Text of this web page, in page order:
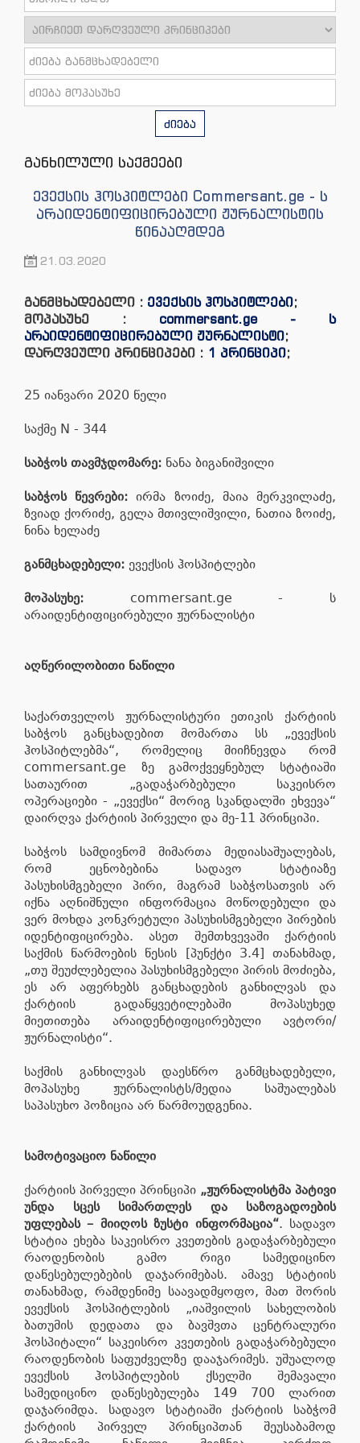
ძიება
განხილული საქმეები
ევექსის ჰოსპიტლები Commersant.ge - ს
არაიდენტიფიცირებული ჟურნალისტის
წინააღმდეგ
21.03.2020
განმცხადებელი : ევექსის ჰოსპიტლები;
მოპასუხე : commersant.ge - ს
არაიდენტიფიცირებული ჟურნალისტი;
დარღვეული პრინციპები : 1 პრინციპი;
25 იანვარი 2020 წელი
საქმე N - 344
საბჭოს თავმჯდომარე: ნანა ბიგანიშვილი
საბჭოს წევრები: ირმა ზოიძე, მაია მერკვილაძე,
ზვიად ქორიძე, გელა მთივლიშვილი, ნათია ზოიძე,
ნინა ხელაძე
განმცხადებელი: ევექსის ჰოსპიტლები
მოპასუხე: commersant.ge - ს
არაიდენტიფიცირებული ჟურნალისტი
აღწერილობითი ნაწილი
საქართველოს ჟურნალისტური ეთიკის ქარტიის
საბჭოს განცხადებით მომართა სს „ევექსის
ჰოსპიტლებმა“, რომელიც მიიჩნევდა რომ
commersant.ge ზე გამოქვეყნებულ სტატიაში
სათაურით „გადაჭარბებული საკეისრო
ოპერაციები - „ევექსი“ მორიგ სკანდალში ეხვევა“
დაირღვა ქარტიის პირველი და მე-11 პრინციპი.
საბჭოს სამდივნომ მიმართა მედიასაშუალებას,
რომ ეცნობებინა სადავო სტატიაზე
პასუხისმგებელი პირი, მაგრამ საბჭოსათვის არ
იქნა აღნიშნული ინფორმაცია მოწოდებული და
ვერ მოხდა კონკრეტული პასუხისმგებელი პირების
იდენტიფიცირება. ასეთ შემთხვევაში ქარტიის
საქმის წარმოების წესის [პუნქტი 3.4] თანახმად,
„თუ შეუძლებელია პასუხისმგებელი პირის მოძიება,
ეს არ აფერხებს განცხადების განხილვას და
ქარტიის გადაწყვეტილებაში მოპასუხედ
მიეთითება არაიდენტიფიცირებული ავტორი/
ჟურნალისტი“.
საქმის განხილვას დაესწრო განმცხადებელი,
მოპასუხე ჟურნალისტს/მედია საშუალებას
საპასუხო პოზიცია არ წარმოუდგენია.
სამოტივაციო ნაწილი
ქარტიის პირველი პრინციპი „ჟურნალისტმა პატივი
უნდა სცეს სიმართლეს და საზოგადოების
უფლებას – მიიღოს ზუსტი ინფორმაცია“. სადავო
სტატია ეხება საკეისრო კვეთების გადაჭარბებული
რაოდენობის გამო რიგი სამედიცინო
დაწესებულებების დაჯარიმებას. ამავე სტატიის
თანახმად, რამდენიმე საავადმყოფო, მათ შორის
ევექსის ჰოსპიტლების „იაშვილის სახელობის
ბათუმის დედათა და ბავშვთა ცენტრალური
ჰოსპიტალი“ საკეისრო კვეთების გადაჭარბებული
რაოდენობის საფუძველზე დააჯარიმეს. უშუალოდ
ევექსის ჰოსპიტლების ქსელში შემავალი
სამედიცინო დაწესებულება 149 700 ლარით
დაჯარიმდა. სადავო სტატიაში ქარტიის საბჭომ
ქარტიის პირველ პრინციპთან შეუსაბამოდ